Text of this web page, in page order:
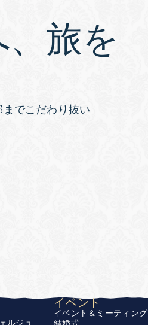
旅を
でこだわり抜い
ルジュ
イベント
イベント＆ミーティング